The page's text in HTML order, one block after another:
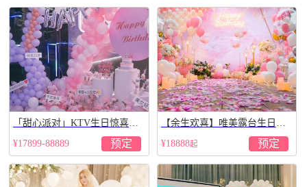
「甜心派对」KTV生日惊喜派
对策划
¥17899-88889 预定
【余生欢喜】唯美露台生日惊
喜布置
¥18888起 预定